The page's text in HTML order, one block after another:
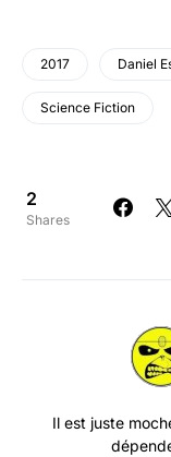
2017 Daniel
Science Fiction
2
Shares
Il est juste